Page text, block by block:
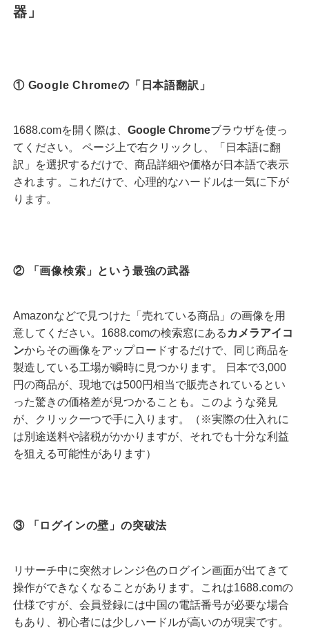
器」
① Google Chromeの「日本語翻訳」
1688.comを開く際は、 Google Chromeブラウザを使っ
てください。 ページ上で右クリックし、「日本語に翻
訳」を選択するだけで、商品詳細や価格が日本語で表示
されます。これだけで、心理的なハードルは一気に下が
ります。
② 「画像検索」という最強の武器
Amazonなどで見つけた「売れている商品」の画像を用
意してください。 1688.comの検索窓にある カメラアイコ
ンからその画像をアップロードするだけで、同じ商品を
製造している工場が瞬時に見つかります。 日本で3,000
円の商品が、現地では500円相当で販売されているとい
った驚きの価格差が見つかることも。このような発見
が、クリック一つで手に入ります。（※実際の仕入れに
は別途送料や諸税がかかりますが、それでも十分な利益
を狙える可能性があります）
③ 「ログインの壁」の突破法
リサーチ中に突然オレンジ色のログイン画面が出てきて
操作ができなくなることがあります。これは1688.comの
仕様ですが、会員登録には中国の電話番号が必要な場合
もあり、初心者には少しハードルが高いのが現実です。